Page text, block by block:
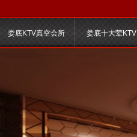
娄底KTV真空会所 娄底十大荤KTV